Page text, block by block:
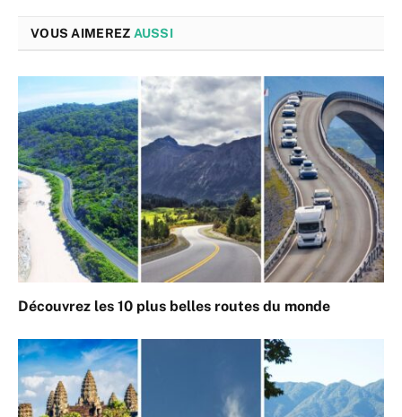
VOUS AIMEREZ AUSSI
Découvrez les 10 plus belles routes du monde